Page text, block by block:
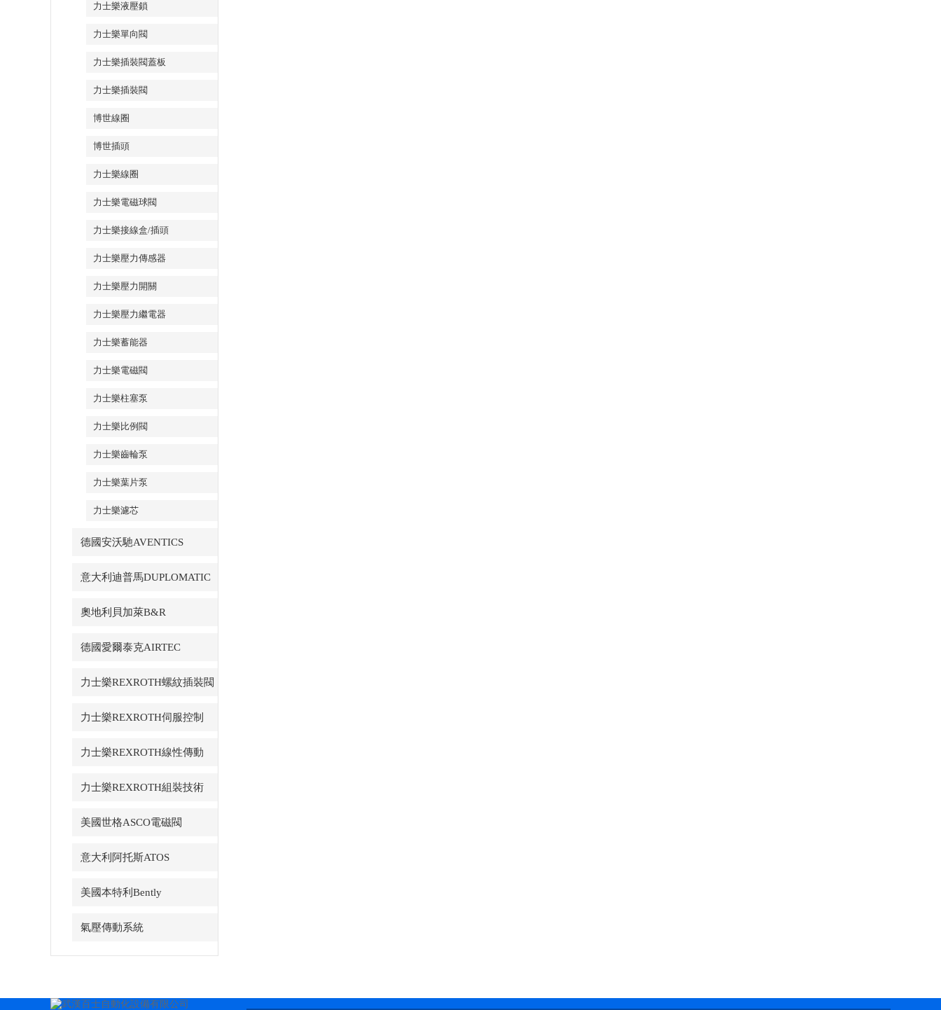
力士樂液壓鎖
力士樂單向閥
力士樂插裝閥蓋板
力士樂插裝閥
博世線圈
博世插頭
力士樂線圈
力士樂電磁球閥
力士樂接線盒/插頭
力士樂壓力傳感器
力士樂壓力開關
力士樂壓力繼電器
力士樂蓄能器
力士樂電磁閥
力士樂柱塞泵
力士樂比例閥
力士樂齒輪泵
力士樂葉片泵
力士樂濾芯
德國安沃馳AVENTICS
意大利迪普馬DUPLOMATIC
奧地利貝加萊B&R
德國愛爾泰克AIRTEC
力士樂REXROTH螺紋插裝閥
力士樂REXROTH伺服控制
力士樂REXROTH線性傳動
力士樂REXROTH組裝技術
美國世格ASCO電磁閥
意大利阿托斯ATOS
美國本特利Bently
氣壓傳動系統